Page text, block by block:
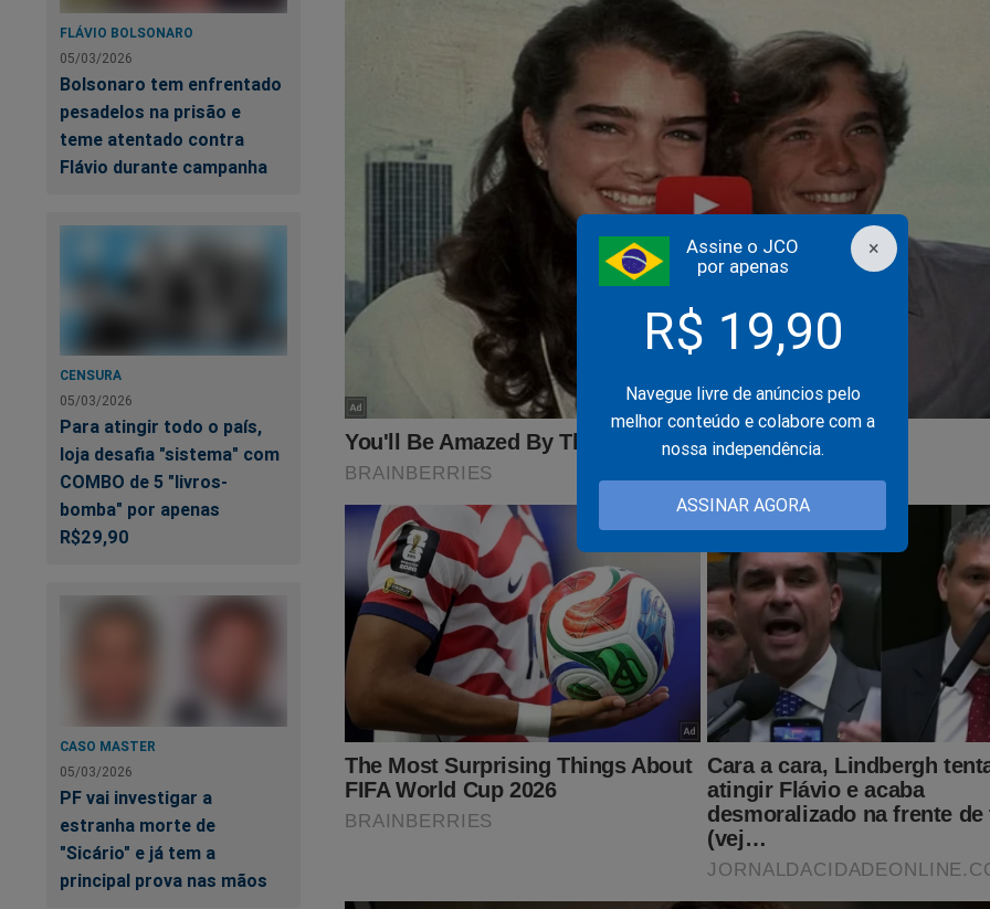
×
Assine o JCO
por apenas
R$ 19,90
Navegue livre de anúncios pelo
melhor conteúdo e colabore com a
nossa independência.
ASSINAR AGORA
FLÁVIO BOLSONARO
05/03/2026
Bolsonaro tem enfrentado
pesadelos na prisão e
teme atentado contra
Flávio durante campanha
CENSURA
05/03/2026
Para atingir todo o país,
loja desafia "sistema" com
COMBO de 5 "livros-
bomba" por apenas
R$29,90
CASO MASTER
05/03/2026
PF vai investigar a
estranha morte de
"Sicário" e já tem a
principal prova nas mãos
A Magnitsky caiu, mas um dos maiores medos de Moraes ainda está disponível
o polêmico livro"Supremo Silêncio"
A perseguição contra parlamentares,
outros absurdos que começaram no famigerado Inquérito das Fakes News foram
Se apresse, a censura está de olho nessa obra! Clique no link abaixo:
https://www.conteudoconservador.com.br/products/supremo-silencio-o-que-voce-
pode-saber
Veja a capa: